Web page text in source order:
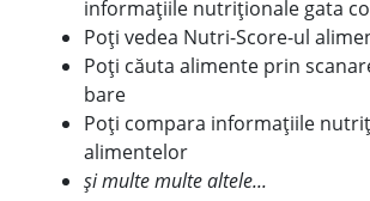
informațiile nutriționale gata
Poți vedea Nutri-Score-ul
Poți căuta alimente prin
bare
Poți compara informațiile
alimentelor
și multe multe altele...